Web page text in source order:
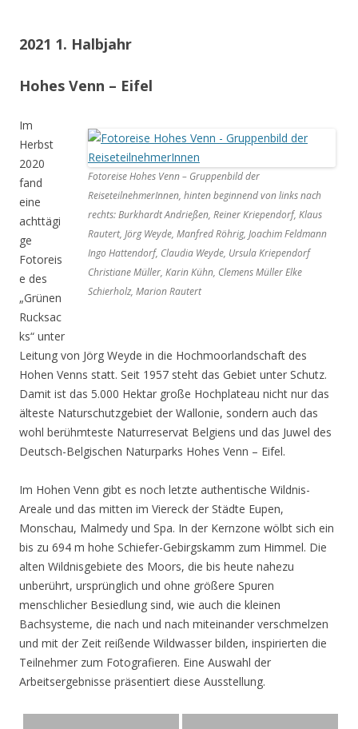
2021 1. Halbjahr
Hohes Venn – Eifel
Fotoreise Hohes Venn – Gruppenbild der
ReiseteilnehmerInnen, hinten beginnend von links nach
rechts: Burkhardt Andrießen, Reiner Kriependorf, Klaus
Rautert, Jörg Weyde, Manfred Röhrig, Joachim Feldmann
Ingo Hattendorf, Claudia Weyde, Ursula Kriependorf
Christiane Müller, Karin Kühn, Clemens Müller Elke
Schierholz, Marion Rautert
Im
Herbst
2020
fand
eine
achttägi
ge
Fotoreis
e des
„Grünen
Rucksac
ks“ unter
Leitung von Jörg Weyde in die Hochmoorlandschaft des
Hohen Venns statt. Seit 1957 steht das Gebiet unter Schutz.
Damit ist das 5.000 Hektar große Hochplateau nicht nur das
älteste Naturschutzgebiet der Wallonie, sondern auch das
wohl berühmteste Naturreservat Belgiens und das Juwel des
Deutsch-Belgischen Naturparks Hohes Venn – Eifel.
Im Hohen Venn gibt es noch letzte authentische Wildnis-
Areale und das mitten im Viereck der Städte Eupen,
Monschau, Malmedy und Spa. In der Kernzone wölbt sich ein
bis zu 694 m hohe Schiefer-Gebirgskamm zum Himmel. Die
alten Wildnisgebiete des Moors, die bis heute nahezu
unberührt, ursprünglich und ohne größere Spuren
menschlicher Besiedlung sind, wie auch die kleinen
Bachsysteme, die nach und nach miteinander verschmelzen
und mit der Zeit reißende Wildwasser bilden, inspirierten die
Teilnehmer zum Fotografieren. Eine Auswahl der
Arbeitsergebnisse präsentiert diese Ausstellung.